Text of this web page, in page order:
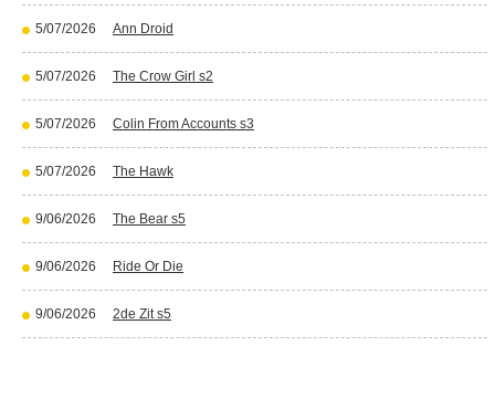
5/07/2026 Ann Droid
5/07/2026 The Crow Girl s2
5/07/2026 Colin From Accounts s3
5/07/2026 The Hawk
9/06/2026 The Bear s5
9/06/2026 Ride Or Die
9/06/2026 2de Zit s5